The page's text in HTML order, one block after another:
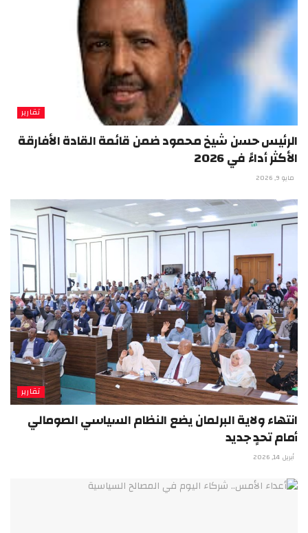
تقارير
الرئيس حسن شيخ محمود ضمن قائمة القادة الأفارقة
الأكثر أداءً في 2026
مايو 9, 2026
تقارير
انتهاء ولاية البرلمان يضع النظام السياسي الصومالي
أمام تحدٍ جديد
أبريل 14, 2026